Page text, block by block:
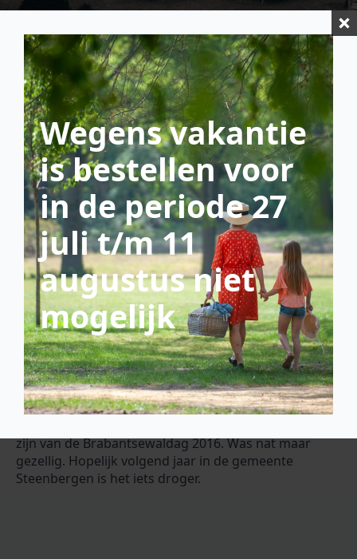
scroll down
Het veld is leeg
Geen kip
Wel 2 natte konijnen
Wij zijn blij dat wij, als villa Heidetuin op landgoed
zijn van de Brabantsewaldag 2016. Was nat maar
gezellig. Hopelijk volgend jaar in de gemeente
Steenbergen is het iets droger.
Wegens vakantie
is bestellen voor
in de periode 27
juli t/m 11
augustus niet
mogelijk